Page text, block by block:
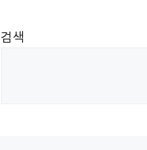
검색